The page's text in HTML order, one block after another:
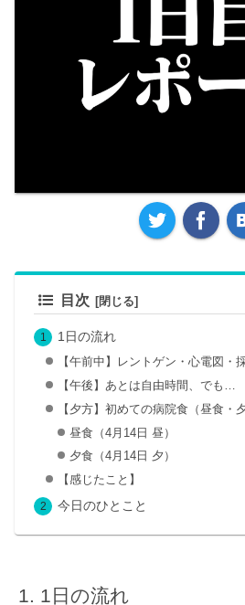
目次
1日の流れ
【午前中】レントゲン・心電図・
【午後】あとは自由時間、でも…
【夕方】初めての病院食（昼食・夕
昼食（4月14日 昼）
夕食（4月14日 夕）
【感じたこと】
今日のひとこと
1日の流れ